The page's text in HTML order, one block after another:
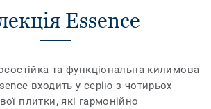
Essence
та функціональна килимова
входить у серію з чотирьох
плитки, які гармонійно